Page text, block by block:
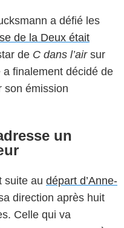
a défié les
de la Deux était
de C dans l’airsur
finalement décidé de
son émission
un
suite au départ d’Anne-
direction après huit
Celle qui va